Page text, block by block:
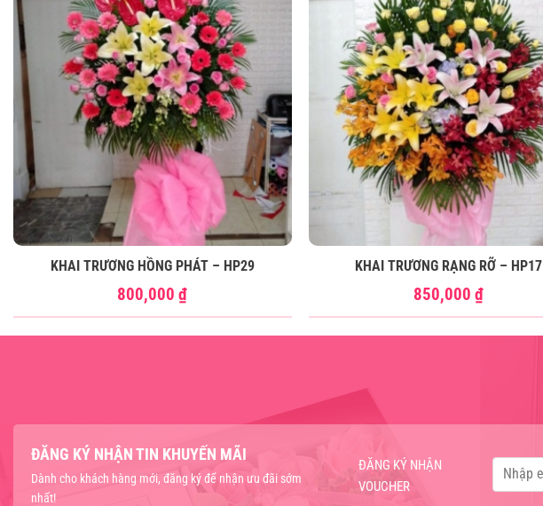
KHAI TRƯƠNG HỒNG PHÁT – HP29
800,000₫
KHAI TRƯƠNG RẠNG RỠ – HP17
850,000 ₫
ĐĂNG KÝ NHẬN TIN KHUYẾN MÃI
Dành cho khách hàng mới, đăng ký để nhận ưu đãi sớm
nhất!
ĐĂNG KÝ NHẬN
VOUCHER